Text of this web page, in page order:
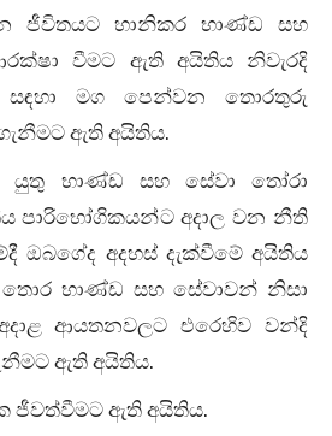
ජීවිතයට හානිකර භාණ්ඩ සහ
වීමට ඇති අයිතිය නිවැරදි
සඳහා මග පෙන්වන තොරතුරු
ඇති අයිතිය.
යුතු භාණ්ඩ සහ සේවා තෝරා
පාරිභෝගිකයන්ට අදාල වන නීති
ඔබගේද අදහස් දැක්වීමේ අයිතිය
භාණ්ඩ සහ සේවාවන් නිසා
ආයතනවලට එරෙහිව වන්දි
ඇති අයිතිය.
ජීවත්වීමට ඇති අයිතිය.